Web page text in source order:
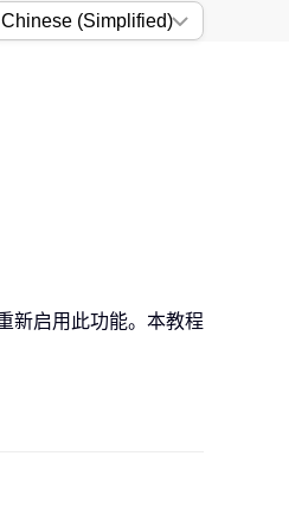
新启用此功能。本教程